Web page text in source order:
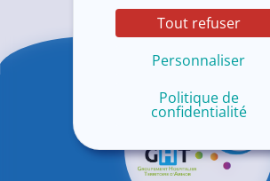
Tout refuser
Personnaliser
Politique de
confidentialité